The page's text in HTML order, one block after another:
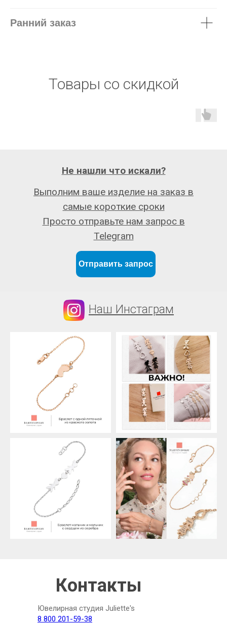
Ранний заказ
Товары со скидкой
Отправить запрос
Выполним ваше изделие на заказ в
самые короткие сроки
Просто отправьте нам запрос в
Telegram
Не нашли что искали?
Наш Инстаграм
Ювелирная студия Juliette's
8 800 201-59-38
Контакты